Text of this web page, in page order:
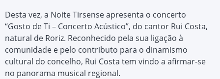
Desta vez, a Noite Tirsense apresenta o concerto
“Gosto de Ti – Concerto Acústico”, do cantor Rui Costa,
natural de Roriz. Reconhecido pela sua ligação à
comunidade e pelo contributo para o dinamismo
cultural do concelho, Rui Costa tem vindo a afirmar-se
no panorama musical regional.